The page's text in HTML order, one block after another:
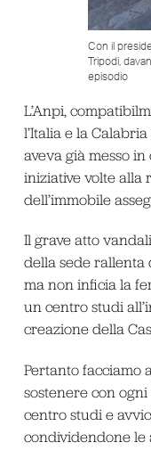
Con il
Tripodi,
episodio
L’Anpi,
l’Italia e la
aveva già messo
iniziative volte alla
dell’immobile
Il grave atto
della sede rallenta
ma non inficia la
un centro studi
creazione della
Pertanto facciamo
sostenere con
centro studi e
condividendone le